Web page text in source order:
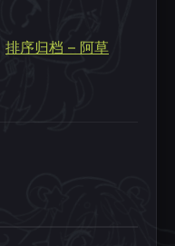
排序归档 – 阿草